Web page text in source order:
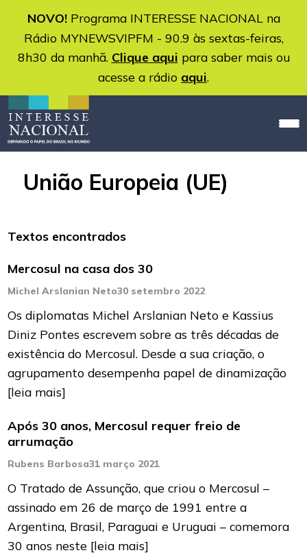
NOVO!Programa INTERESSE NACIONAL na
Rádio MYNEWSVIPFM - 90.9 às sextas-feiras,
8h30 da manhã. Clique aqui para saber mais ou
acesse a rádio aqui.
União Europeia (UE)
Textos encontrados
Mercosul na casa dos 30
Michel Arslanian Neto30 setembro 2022
Os diplomatas Michel Arslanian Neto e Kassius
Diniz Pontes escrevem sobre as três décadas de
existência do Mercosul. Desde a sua criação, o
agrupamento desempenha papel de dinamização
[leia mais]
Após 30 anos, Mercosul requer freio de
arrumação
Rubens Barbosa31 março 2021
O Tratado de Assunção, que criou o Mercosul –
assinado em 26 de março de 1991 entre a
Argentina, Brasil, Paraguai e Uruguai – comemora
30 anos neste [leia mais]